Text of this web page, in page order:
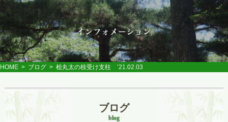
HOME > ブログ > 桧丸太の枝受け支柱 ’21.02.03
ブログ
blog